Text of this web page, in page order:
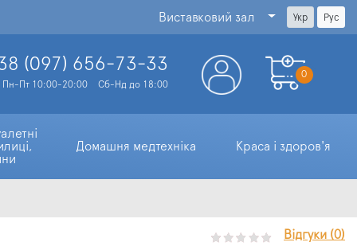
Виставковий зал Укр Рус
(097) 656-73-33
Пн-Пт 10:00-20:00 Сб-Нд до 18:00
0
Домашня медтехніка Краса і здоров'я
Відгуки (0)